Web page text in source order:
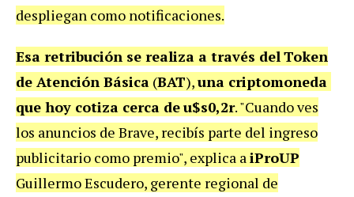
despliegan como notificaciones.
Esa retribución se realiza a través delToken
de Atención Básica (BAT),una criptomoneda
que hoy cotiza cerca deu$s0,2r. "Cuando ves
los anuncios de Brave, recibís parte del ingreso
publicitario como premio", explica aiProUP
Guillermo Escudero, gerente regional de